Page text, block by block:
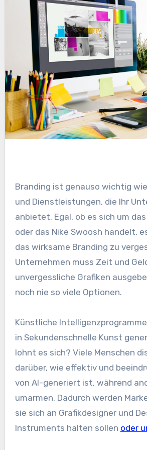
Branding ist genauso wichtig wie die Produkte
und Dienstleistungen, die Ihr
anbietet. Egal, ob es sich um
oder das Nike Swoosh handelt,
das wirksame Branding zu
Unternehmen muss Zeit und
unvergessliche Grafiken
noch nie so viele Optionen.
Künstliche
in Sekundenschnelle Kunst
lohnt es sich? Viele Menschen
darüber, wie effektiv und
von AI-generiert ist, während
umarmen. Dadurch werden
sie sich an Grafikdesigner und
Instruments halten sollen oder